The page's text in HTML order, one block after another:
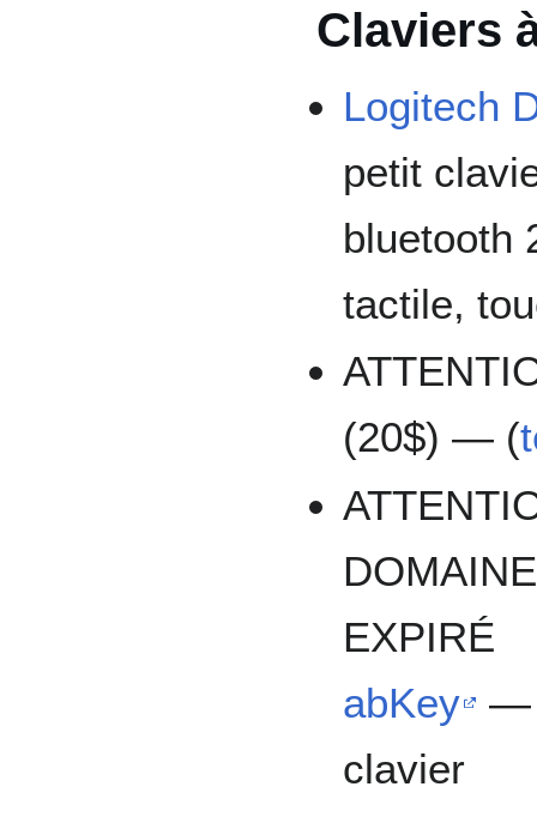
Claviers
Logitech
petit
bluetooth
tactile,
(20$) — (
DOMAINE
EXPIRÉ
abKey
—
clavier